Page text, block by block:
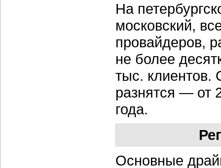
На
московский,
провайдеров,
не более
тыс. клиентов.
разнятся — от
года.
Основные